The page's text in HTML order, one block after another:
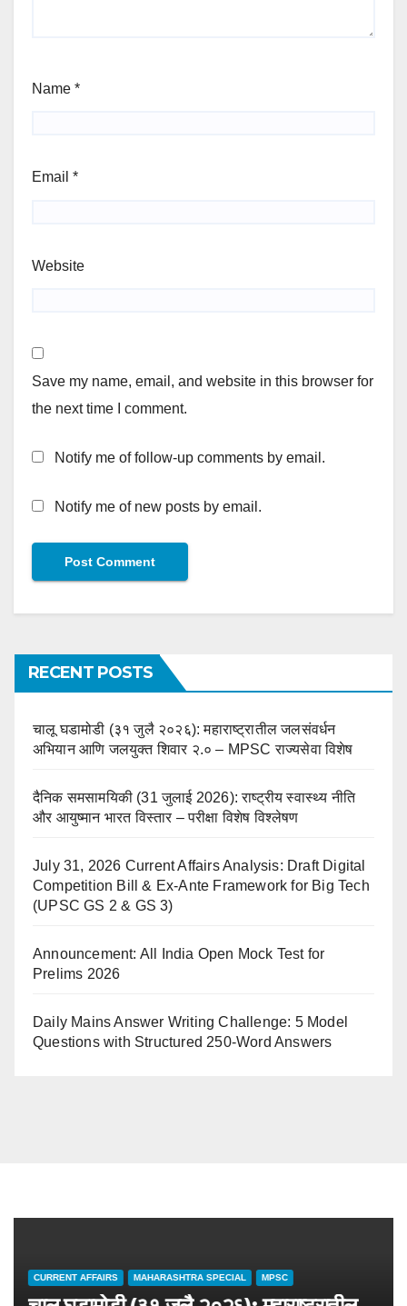
Name *
Email *
Website
Save my name, email, and website in this browser for
the next time I comment.
Notify me of follow-up comments by email.
Notify me of new posts by email.
RECENT POSTS
चालू घडामोडी (३१ जुलै २०२६): महाराष्ट्रातील जलसंवर्धन
अभियान आणि जलयुक्त शिवार २.० – MPSC राज्यसेवा विशेष
दैनिक समसामयिकी (31 जुलाई 2026): राष्ट्रीय स्वास्थ्य नीति
और आयुष्मान भारत विस्तार – परीक्षा विशेष विश्लेषण
July 31, 2026 Current Affairs Analysis: Draft Digital
Competition Bill & Ex-Ante Framework for Big Tech
(UPSC GS 2 & GS 3)
Announcement: All India Open Mock Test for
Prelims 2026
Daily Mains Answer Writing Challenge: 5 Model
Questions with Structured 250-Word Answers
CURRENT AFFAIRS MAHARASHTRA SPECIAL MPSC